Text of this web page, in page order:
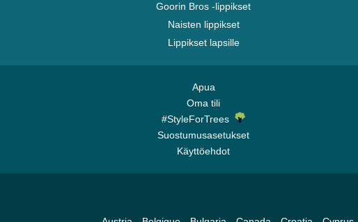
Goorin Bros -lippikset
Naisten lippikset
Lippikset lapsille
Apua
Oma tili
#StyleForTrees
Suostumusasetukset
Käyttöehdot